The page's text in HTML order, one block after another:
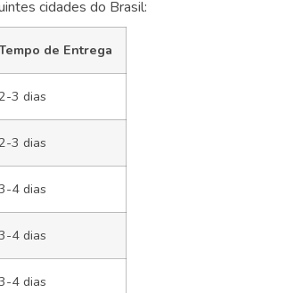
cidades do Brasil:
de Entrega
3 dias
3 dias
4 dias
4 dias
4 dias